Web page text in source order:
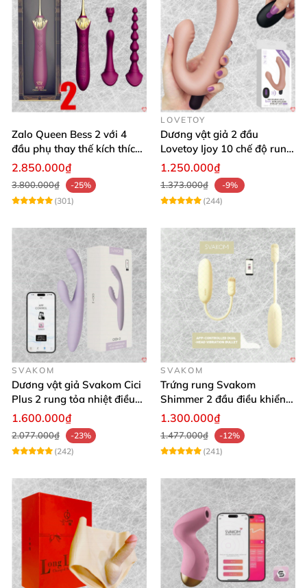
Zalo Queen Bess 2 với 4
đầu phụ thay thế kích thích
nhiều vị trí
2.850.000₫
3.800.000₫
-25%
(301)
LOVETOY
Dương vật giả 2 đầu
Lovetoy Ijoy 10 chế độ rung
silicon cao cấp sạc điện
1.250.000₫
1.373.000₫
-9%
(244)
SVAKOM
Dương vật giả Svakom Cici
Plus 2 rung tỏa nhiệt điều
khiển app an toàn silicone
1.600.000₫
2.077.000₫
-23%
(242)
SVAKOM
Trứng rung Svakom
Shimmer 2 đầu điều khiển
app tiện lợi
1.300.000₫
1.477.000₫
-12%
(241)